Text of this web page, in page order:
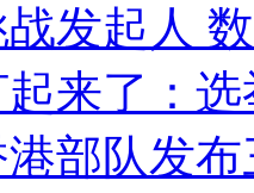
发起人
来了：
部队发